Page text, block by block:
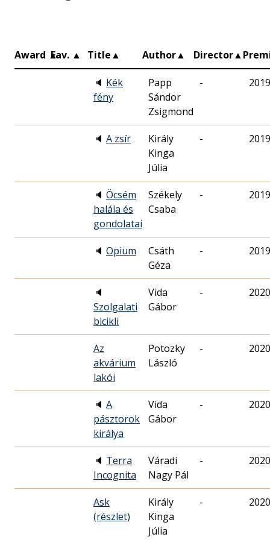
Award ▲
Fav. ▲ Title▲ Author▲ Director▲
🔈 Kék
fény
Papp
Sándor
Zsigmond
-
🔈 A zsír
Király
Kinga
Júlia
-
🔈 Öcsém
halála és
gondolatai
Székely
Csaba
-
🔈 Opium
Csáth
Géza
-
🔈
Szolgalati
bicikli
Vida
Gábor
-
Az
akvárium
lakói
Potozky
László
-
🔈 A
pásztorok
királya
Vida
Gábor
-
🔈 Terra
Incognita
Váradi
Nagy Pál
-
Ask
(részlet)
Király
Kinga
Júlia
-